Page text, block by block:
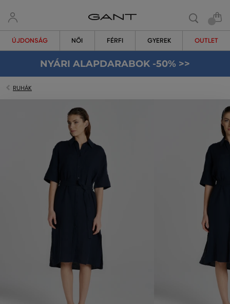
ÚJDONSÁG NŐI FÉRFI GYEREK OUTLET
NYÁRI ALAPDARABOK -50% >>
RUHÁK